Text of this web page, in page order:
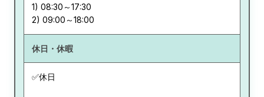
1) 08:30～17:30
休日・休暇
✅休日